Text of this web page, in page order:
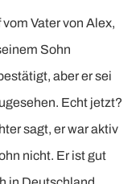
Vater von Alex,
Sohn
aber er sei
Echt jetzt?
sagt, er war aktiv
nicht. Er ist gut